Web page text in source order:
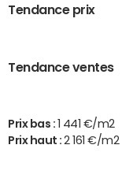
Tendance prix
Tendance ventes
Prix bas :
1 441 €/m2
Prix haut :2 161 €/m2